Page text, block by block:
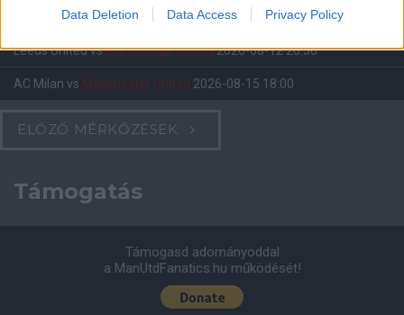
Data Deletion Data Access Privacy Policy
Leeds UnitedvsManchester United2026-08-12 20:30
AC Milan vs Manchester United 2026-08-15 18:00
ELŐZŐ MÉRKŐZÉSEK
Támogatás
Támogasd adományoddal
a ManUtdFanatics.hu működését!